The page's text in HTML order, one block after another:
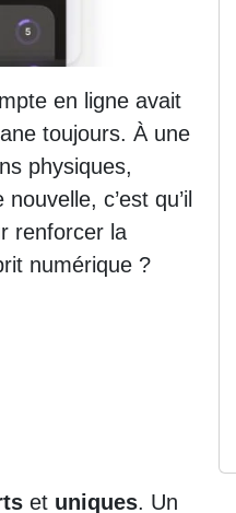
en ligne avait
toujours. À une
physiques,
c’est qu’il
renforcer la
numérique ?
et uniques. Un